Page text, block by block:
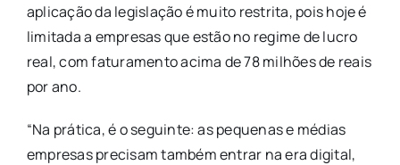
aplicação da legislação é muito restrita, pois hoje é
limitada a empresas que estão no regime de lucro
real, com faturamento acima de 78 milhões de reais
por ano.
“Na prática, é o seguinte: as pequenas e médias
empresas precisam também entrar na era digital,